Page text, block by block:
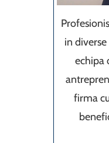
in
echipa
firma